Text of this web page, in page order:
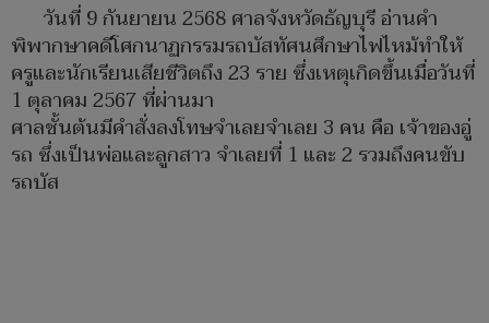
วันที่ 9 กันยายน 2568 ศาลจังหวัดธัญบุรี อ่านคำ
พิพากษาคดีโศกนาฏกรรมรถบัสทัศนศึกษาไฟไหม้ทำให้
ครูและนักเรียนเสียชีวิตถึง 23 ราย ซึ่งเหตุเกิดขึ้นเมื่อวันที่
1 ตุลาคม 2567 ที่ผ่านมา
ศาลชั้นต้นมีคำสั่งลงโทษจำเลยจำเลย 3 คน คือ เจ้าของอู่
รถ ซึ่งเป็นพ่อและลูกสาว จำเลยที่ 1 และ 2 รวมถึงคนขับ
รถบัส